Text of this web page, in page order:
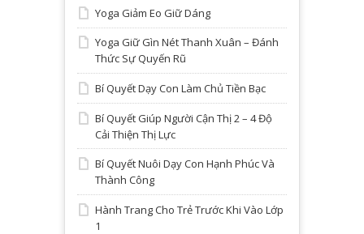
Yoga Giảm Eo Giữ Dáng
Yoga Giữ Gìn Nét Thanh Xuân – Đánh
Thức Sự Quyến Rũ
Bí Quyết Dạy Con Làm Chủ Tiền Bạc
Bí Quyết Giúp Người Cận Thị 2 – 4 Độ
Cải Thiện Thị Lực
Bí Quyết Nuôi Dạy Con Hạnh Phúc Và
Thành Công
Hành Trang Cho Trẻ Trước Khi Vào Lớp
1